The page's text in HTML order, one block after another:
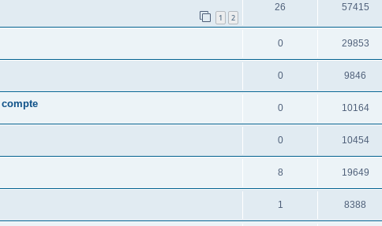
1 2
26 57415
0 29853
0 9846
0 10164
0 10454
8 19649
1 8388